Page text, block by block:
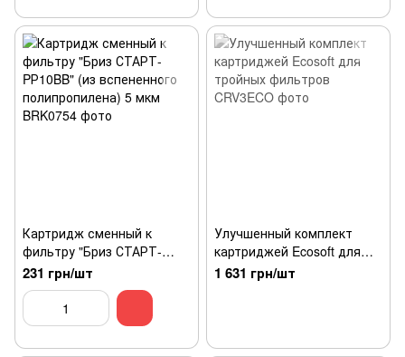
Картридж сменный к
фильтру "Бриз СТАРТ-
PР10BB" (из вспененного
полипропилена) 5 мкм
231 грн/шт
Улучшенный комплект
картриджей Ecosoft для
тройных фильтров
1 631 грн/шт